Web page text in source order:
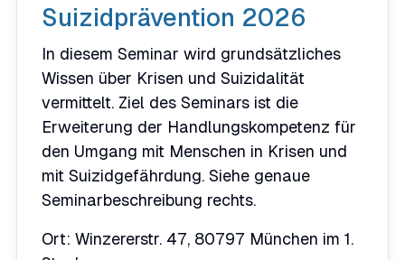
Suizidprävention 2026
In diesem Seminar wird grundsätzliches
Wissen über Krisen und Suizidalität
vermittelt. Ziel des Seminars ist die
Erweiterung der Handlungskompetenz für
den Umgang mit Menschen in Krisen und
mit Suizidgefährdung. Siehe genaue
Seminarbeschreibung rechts.
Ort: Winzererstr. 47, 80797 München im 1.